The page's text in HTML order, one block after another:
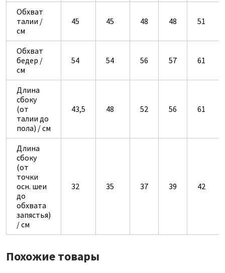
Обхват
талии /
см
45 45 48 48 51
Обхват
бедер /
см
54 54 56 57 61
Длина
сбоку
(от
талии до
пола) / см
43,5 48 52 56 61
Длина
сбоку
(от
точки
осн. шеи
до
обхвата
запястья)
/ см
32 35 37 39 42
Похожие товары